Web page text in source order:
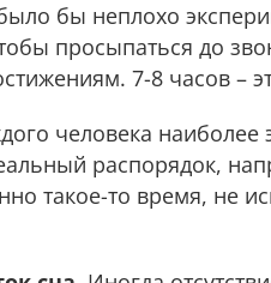
бы неплохо
просыпаться до
7-8 часов –
человека
распорядок,
такое-то время, не